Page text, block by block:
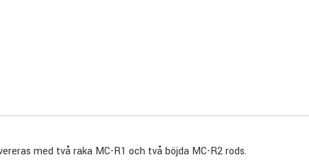
med två raka MC-R1 och två böjda MC-R2 rods.